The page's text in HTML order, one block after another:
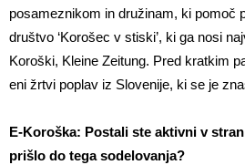
posameznikom in družinam, ki pomoč
društvo ‘Korošec v stiski’, ki ga nosi
Koroški, Kleine Zeitung. Pred kratkim
eni žrtvi poplav iz Slovenije, ki se je
E-Koroška: Postali ste aktivni v
prišlo do tega sodelovanja?